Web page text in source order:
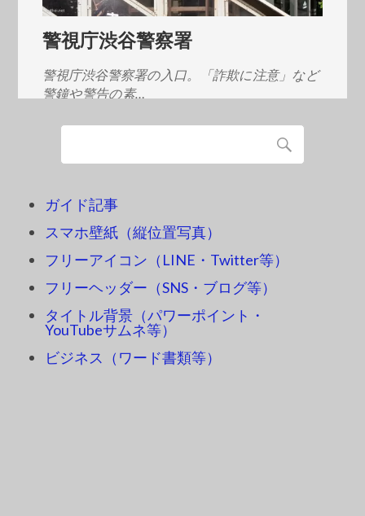
警視庁渋谷警察署
警視庁渋谷警察署の入口。「詐欺に注意」など
警鐘や警告の素…
ガイド記事
スマホ壁紙（縦位置写真）
フリーアイコン（LINE・Twitter等）
フリーヘッダー（SNS・ブログ等）
タイトル背景（パワーポイント・
YouTubeサムネ等）
ビジネス（ワード書類等）